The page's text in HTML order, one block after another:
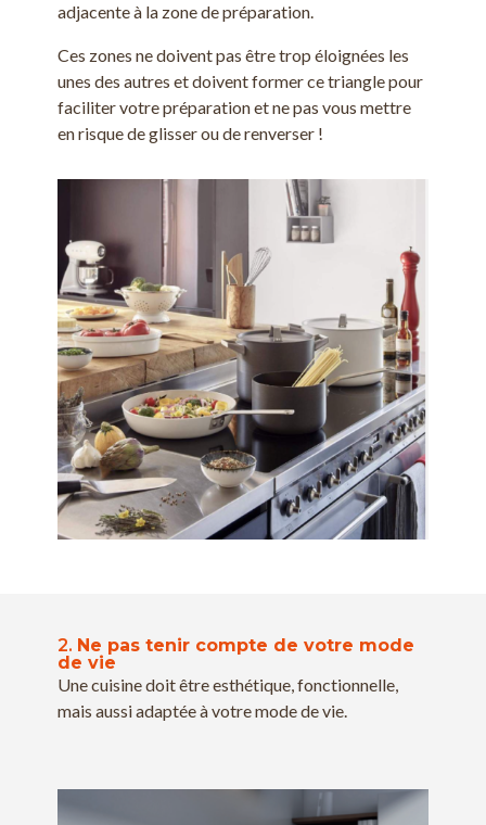
adjacente à la zone de préparation.
Ces zones ne doivent pas être trop éloignées les
unes des autres et doivent former ce triangle pour
faciliter votre préparation et ne pas vous mettre
en risque de glisser ou de renverser !
2. Ne pas tenir compte de votre mode
de vie
Une cuisine doit être esthétique, fonctionnelle,
mais aussi adaptée à votre mode de vie.